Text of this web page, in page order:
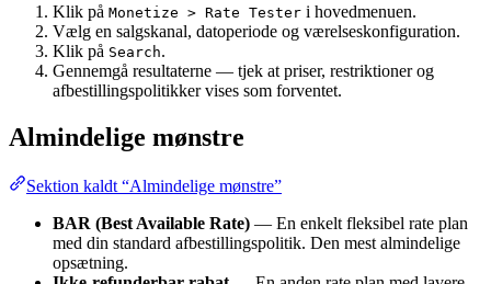
Klik på Monetize > Rate Tester i hovedmenuen.
Vælg en salgskanal, datoperiode og værelseskonfiguration.
Klik på Search.
Gennemgå resultaterne — tjek at priser, restriktioner og
afbestillingspolitikker vises som forventet.
Almindelige mønstre
Sektion kaldt “Almindelige mønstre”
BAR (Best Available Rate) — En enkelt fleksibel rate plan
med din standard afbestillingspolitik. Den mest almindelige
opsætning.